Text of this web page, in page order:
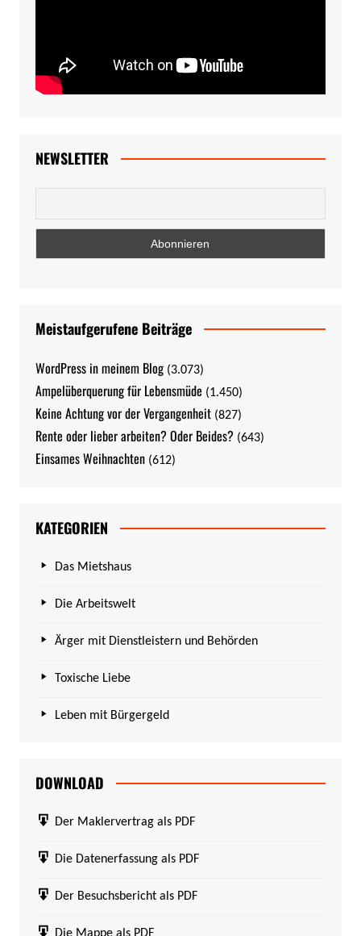
NEWSLETTER
Meistaufgerufene Beiträge
WordPress in meinem Blog (3.073)
Ampelüberquerung für Lebensmüde (1.450)
Keine Achtung vor der Vergangenheit (827)
Rente oder lieber arbeiten? Oder Beides? (643)
Einsames Weihnachten (612)
KATEGORIEN
Das Mietshaus
Die Arbeitswelt
Ärger mit Dienstleistern und Behörden
Toxische Liebe
Leben mit Bürgergeld
DOWNLOAD
Der Maklervertrag als PDF
Die Datenerfassung als PDF
Der Besuchsbericht als PDF